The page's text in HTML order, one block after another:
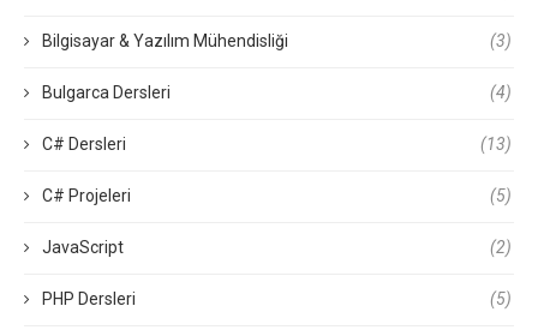
Bilgisayar & Yazılım Mühendisliği (3)
Bulgarca Dersleri (4)
C# Dersleri (13)
C# Projeleri (5)
JavaScript (2)
PHP Dersleri (5)